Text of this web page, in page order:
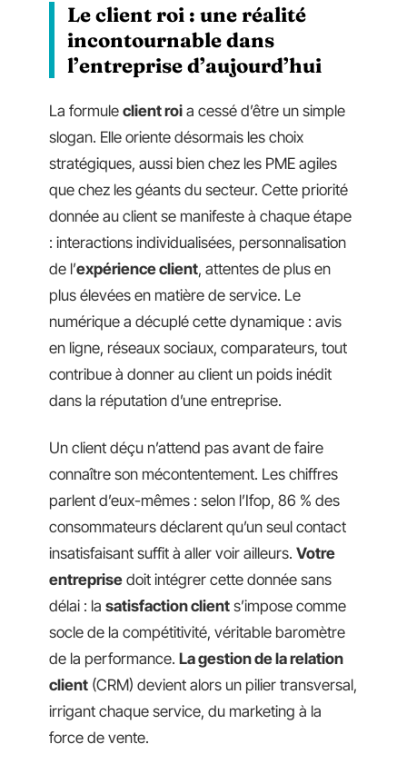
Le client roi : une réalité
incontournable dans
l’entreprise d’aujourd’hui
La formule client roi a cessé d’être un simple
slogan. Elle oriente désormais les choix
stratégiques, aussi bien chez les PME agiles
que chez les géants du secteur. Cette priorité
donnée au client se manifeste à chaque étape
: interactions individualisées, personnalisation
de l’expérience client, attentes de plus en
plus élevées en matière de service. Le
numérique a décuplé cette dynamique : avis
en ligne, réseaux sociaux, comparateurs, tout
contribue à donner au client un poids inédit
dans la réputation d’une entreprise.
Un client déçu n’attend pas avant de faire
connaître son mécontentement. Les chiffres
parlent d’eux-mêmes : selon l’Ifop, 86 % des
consommateurs déclarent qu’un seul contact
insatisfaisant suffit à aller voir ailleurs. Votre
entreprise doit intégrer cette donnée sans
délai : la satisfaction client s’impose comme
socle de la compétitivité, véritable baromètre
de la performance. La gestion de la relation
client (CRM) devient alors un pilier transversal,
irrigant chaque service, du marketing à la
force de vente.